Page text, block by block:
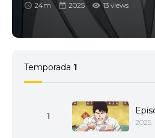
24m 2025 13 views
Temporada 1
1
2025